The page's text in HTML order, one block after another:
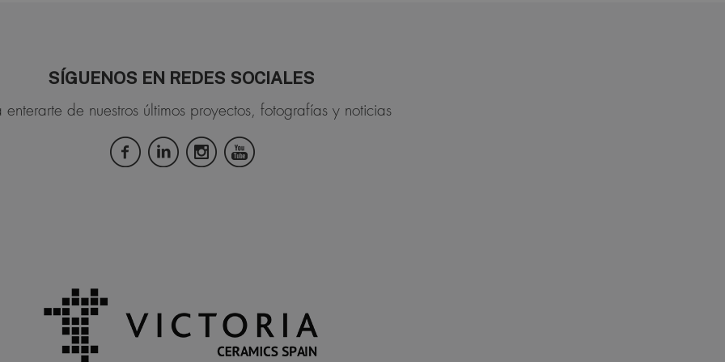
SÍGUENOS EN REDES SOCIALES
de nuestros últimos proyectos, fotografías y noticias